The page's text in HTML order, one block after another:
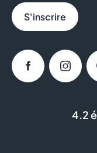
4.2
S'inscrire
Facebook